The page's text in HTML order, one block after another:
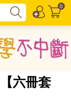
0
六冊套